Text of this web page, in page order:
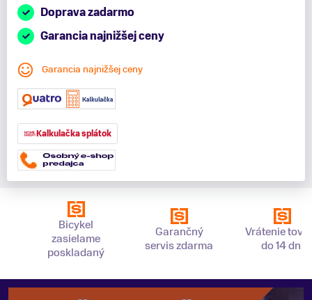
Doprava zadarmo
Garancia najnižšej ceny
Garancia najnižšej ceny
Kalkulačka splátok
Bicykel
zasielame
poskladaný
Garančný
servis zdarma
Vrátenie
do 14 dní